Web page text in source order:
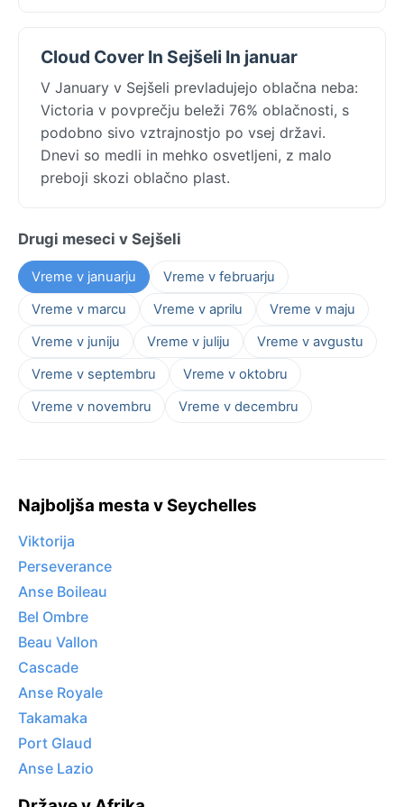
Cloud Cover In Sejšeli In januar
V January v Sejšeli prevladujejo oblačna neba:
Victoria v povprečju beleži 76% oblačnosti, s
podobno sivo vztrajnostjo po vsej državi.
Dnevi so medli in mehko osvetljeni, z malo
preboji skozi oblačno plast.
Drugi meseci v Sejšeli
Vreme v januarju
Vreme v februarju
Vreme v marcu
Vreme v aprilu
Vreme v maju
Vreme v juniju
Vreme v juliju
Vreme v avgustu
Vreme v septembru
Vreme v oktobru
Vreme v novembru
Vreme v decembru
Najboljša mesta v Seychelles
Viktorija
Perseverance
Anse Boileau
Bel Ombre
Beau Vallon
Cascade
Anse Royale
Takamaka
Port Glaud
Anse Lazio